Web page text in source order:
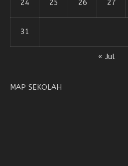
24 25 26 27
31
« Jul
MAP SEKOLAH